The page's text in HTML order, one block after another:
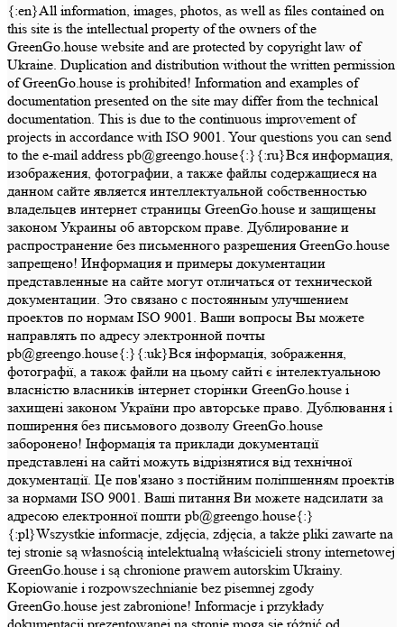
{:en}All information, images, photos, as well as files contained on
this site is the intellectual property of the owners of the
GreenGo.house website and are protected by copyright law of
Ukraine. Duplication and distribution without the written permission
of GreenGo.house is prohibited! Information and examples of
documentation presented on the site may differ from the technical
documentation. This is due to the continuous improvement of
projects in accordance with ISO 9001. Your questions you can send
to the e-mail address pb@greengo.house{:}{:ru}Вся информация,
изображения, фотографии, а также файлы содержащиеся на
данном сайте является интеллектуальной собственностью
владельцев интернет страницы GreenGo.house и защищены
законом Украины об авторском праве. Дублирование и
распространение без письменного разрешения GreenGo.house
запрещено! Информация и примеры документации
представленные на сайте могут отличаться от технической
документации. Это связано с постоянным улучшением
проектов по нормам ISO 9001. Ваши вопросы Вы можете
направлять по адресу электронной почты
pb@greengo.house{:}{:uk}Вся інформація, зображення,
фотографії, а також файли на цьому сайті є інтелектуальною
власністю власників інтернет сторінки GreenGo.house і
захищені законом України про авторське право. Дублювання і
поширення без письмового дозволу GreenGo.house
заборонено! Інформація та приклади документації
представлені на сайті можуть відрізнятися від технічної
документації. Це пов'язано з постійним поліпшенням проектів
за нормами ISO 9001. Ваші питання Ви можете надсилати за
адресою електронної пошти pb@greengo.house{:}
{:pl}Wszystkie informacje, zdjęcia, zdjęcia, a także pliki zawarte na
tej stronie są własnością intelektualną właścicieli strony internetowej
GreenGo.house i są chronione prawem autorskim Ukrainy.
Kopiowanie i rozpowszechnianie bez pisemnej zgody
GreenGo.house jest zabronione! Informacje i przykłady
dokumentacji prezentowanej na stronie mogą się różnić od